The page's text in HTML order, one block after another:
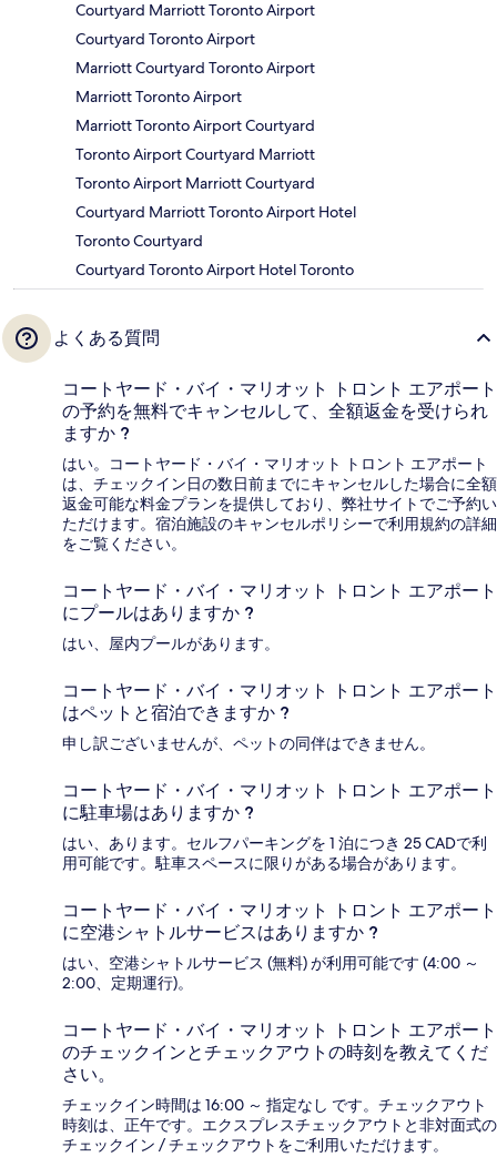
Courtyard Marriott Toronto Airport
Courtyard Toronto Airport
Marriott Courtyard Toronto Airport
Marriott Toronto Airport
Marriott Toronto Airport Courtyard
Toronto Airport Courtyard Marriott
Toronto Airport Marriott Courtyard
Courtyard Marriott Toronto Airport Hotel
Toronto Courtyard
Courtyard Toronto Airport Hotel Toronto
よくある質問
コートヤード・バイ・マリオット トロント エアポート
の予約を無料でキャンセルして、全額返金を受けられ
ますか ?
はい。コートヤード・バイ・マリオット トロント エアポート
は、チェックイン日の数日前までにキャンセルした場合に全額
返金可能な料金プランを提供しており、弊社サイトでご予約い
ただけます。宿泊施設のキャンセルポリシーで利用規約の詳細
をご覧ください。
コートヤード・バイ・マリオット トロント エアポート
にプールはありますか ?
はい、屋内プールがあります。
コートヤード・バイ・マリオット トロント エアポート
はペットと宿泊できますか ?
申し訳ございませんが、ペットの同伴はできません。
コートヤード・バイ・マリオット トロント エアポート
に駐車場はありますか ?
はい、あります。セルフパーキングを 1 泊につき 25 CADで利
用可能です。駐車スペースに限りがある場合があります。
コートヤード・バイ・マリオット トロント エアポート
に空港シャトルサービスはありますか ?
はい、空港シャトルサービス (無料) が利用可能です (4:00 ～
2:00、定期運行)。
コートヤード・バイ・マリオット トロント エアポート
のチェックインとチェックアウトの時刻を教えてくだ
さい。
チェックイン時間は 16:00 ～ 指定なし です。チェックアウト
時刻は、正午です。エクスプレスチェックアウトと非対面式の
チェックイン / チェックアウトをご利用いただけます。